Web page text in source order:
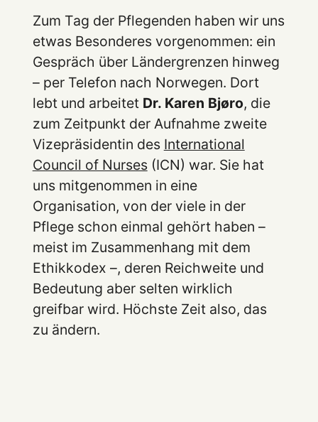
Zum Tag der Pflegenden haben wir uns
etwas Besonderes vorgenommen: ein
Gespräch über Ländergrenzen hinweg
– per Telefon nach Norwegen. Dort
lebt und arbeitet Dr. Karen Bjøro, die
zum Zeitpunkt der Aufnahme zweite
Vizepräsidentin des International
Council of Nurses (ICN) war. Sie hat
uns mitgenommen in eine
Organisation, von der viele in der
Pflege schon einmal gehört haben –
meist im Zusammenhang mit dem
Ethikkodex –, deren Reichweite und
Bedeutung aber selten wirklich
greifbar wird. Höchste Zeit also, das
zu ändern.